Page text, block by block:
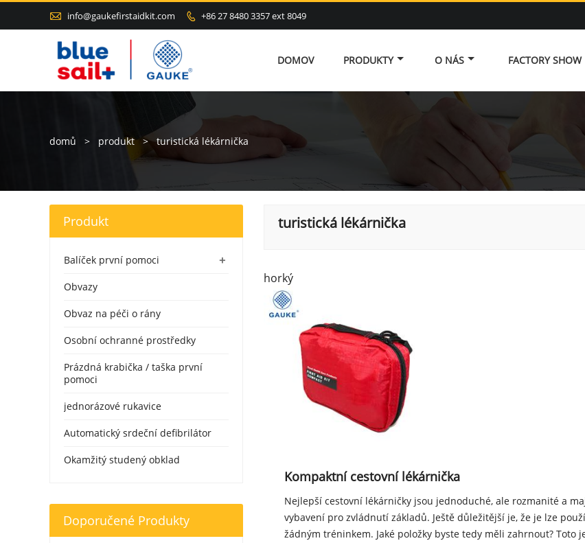
 info@gaukefirstaidkit.com  +86 27 8480 3357 ext 8049
DOMOV PRODUKTY O NÁS FACTORY SHOW
domů > produkt > turistická lékárnička
turistická lékárnička
horký
Kompaktní cestovní lékárnička
Nejlepší cestovní lékárničky jsou jednoduché, ale rozmanité a
vybavení pro zvládnutí základů. Ještě důležitější je, že je lze
žádným tréninkem. Jaké položky byste tedy měli zahrnout? Toto
Produkt
+
Balíček první pomoci
Obvazy
Obvaz na péči o rány
Osobní ochranné prostředky
Prázdná krabička / taška první
pomoci
jednorázové rukavice
Automatický srdeční defibrilátor
Okamžitý studený obklad
Doporučené Produkty